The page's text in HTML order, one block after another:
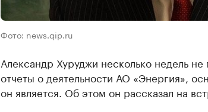
Фото: news.qip.ru
Александр Хуруджи несколько недель
отчеты о деятельности АО «Энергия»,
он является. Об этом он рассказал на